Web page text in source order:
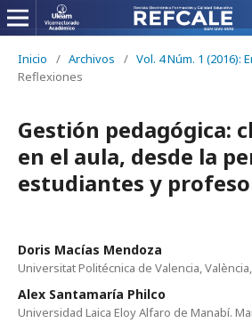
Inicio / Archivos / Vol. 4 Núm. 1 (2016):
Reflexiones
Gestión pedagógica:
en el aula, desde la
estudiantes y
Doris Macías Mendoza
Universitat Politécnica de Valencia,
Alex Santamaría Philco
Universidad Laica Eloy Alfaro de Manabí.